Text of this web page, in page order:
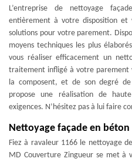
L’entreprise de nettoyage
entièrement à votre disposition et
solutions pour votre parement.
moyens techniques les plus
vous réaliser efficacement un
traitement infligé à votre parement
la composent, et de son degré
propose une réalisation de
exigences. N’hésitez pas à lui faire
Nettoyage façade en béton
Fiez à ravaleur 1166 le nettoyage
MD Couverture Zingueur se met à